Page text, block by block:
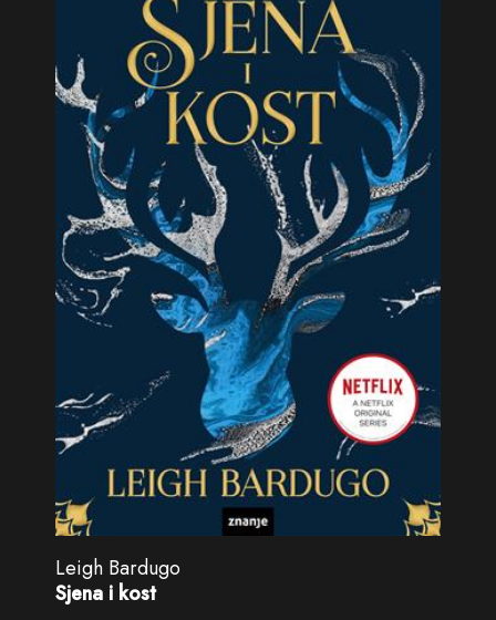
Leigh Bardugo
Sjena i kost